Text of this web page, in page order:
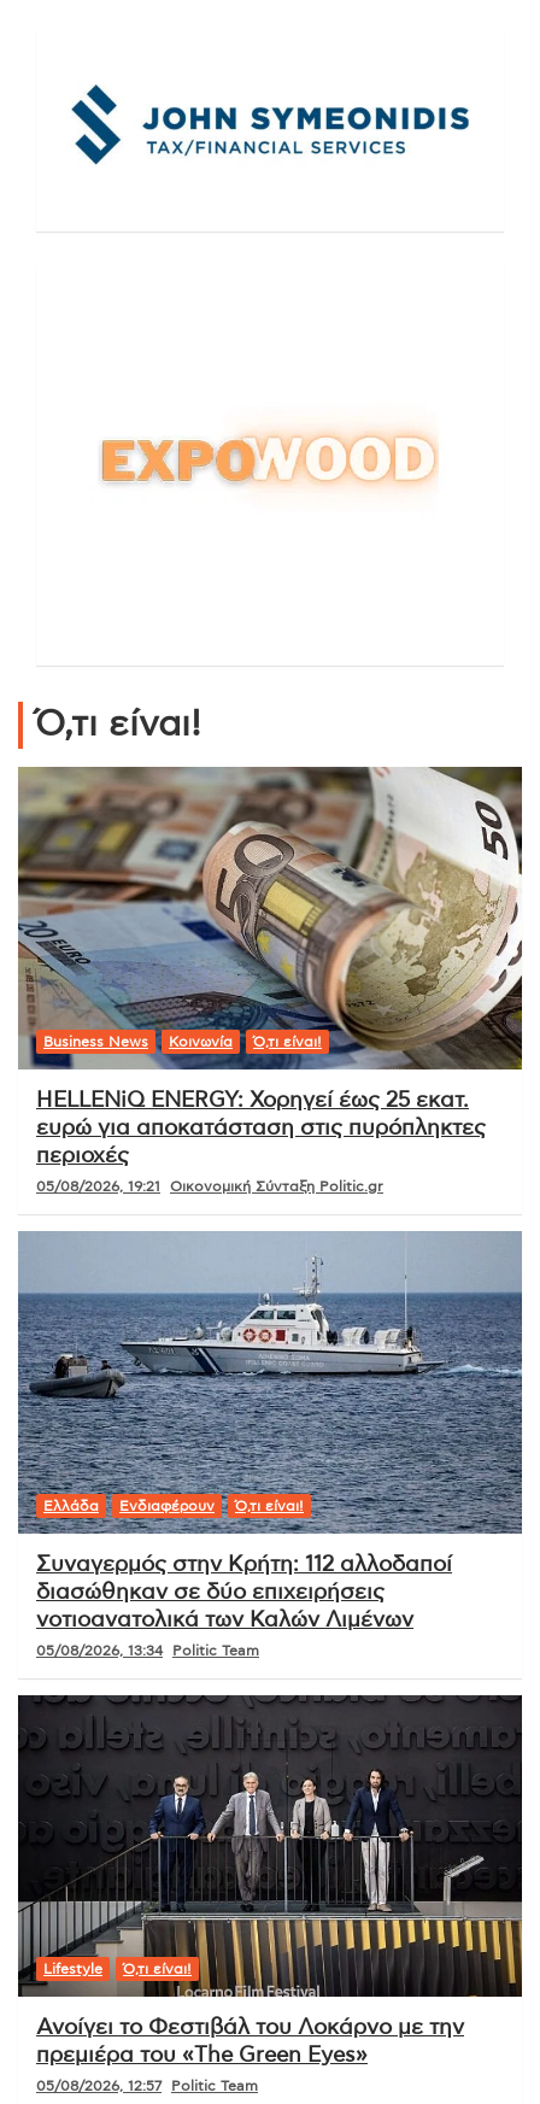
Ό,τι είναι!
Business News Κοινωνία Ό,τι είναι!
HELLENiQ ENERGY: Χορηγεί έως 25 εκατ.
ευρώ για αποκατάσταση στις πυρόπληκτες
περιοχές
05/08/2026, 19:21 Οικονομική Σύνταξη Politic.gr
Ελλάδα Ενδιαφέρουν Ό,τι είναι!
Συναγερμός στην Κρήτη: 112 αλλοδαποί
διασώθηκαν σε δύο επιχειρήσεις
νοτιοανατολικά των Καλών Λιμένων
05/08/2026, 13:34 Politic Team
Lifestyle Ό,τι είναι!
Ανοίγει το Φεστιβάλ του Λοκάρνο με την
πρεμιέρα του «The Green Eyes»
05/08/2026, 12:57 Politic Team